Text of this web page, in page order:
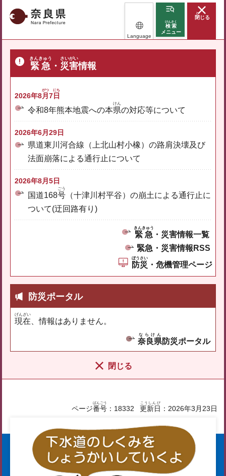
奈良県
ならけん
Language
検索
けんさく
メニュー
閉
と
じる
緊急
きんきゅう
・ 災害
さいがい
情報
2026年8月
がつ
7日
にち
令和8年熊本地震への本県
けん
の対応等について
2026年6月29日
県道東川河合線（上北山村小橡）の路肩決壊及び
法面崩落による通行止について
2026年8月5日
国道168号
ごう
（十津川村平谷）の崩土による通行止に
ついて(迂回路有り)
緊急
きんきゅう
・災害情報一覧
緊急・災害情報RSS
防災
ぼうさい
・危機管理ページ
防災ポータル
現在
げんざい
、情報はありません。
奈良県
ならけん
防災ポータル
閉じる
ページ番
ばん
号
ごう
：18332 更新日
こうしんび
：2026年3月23日